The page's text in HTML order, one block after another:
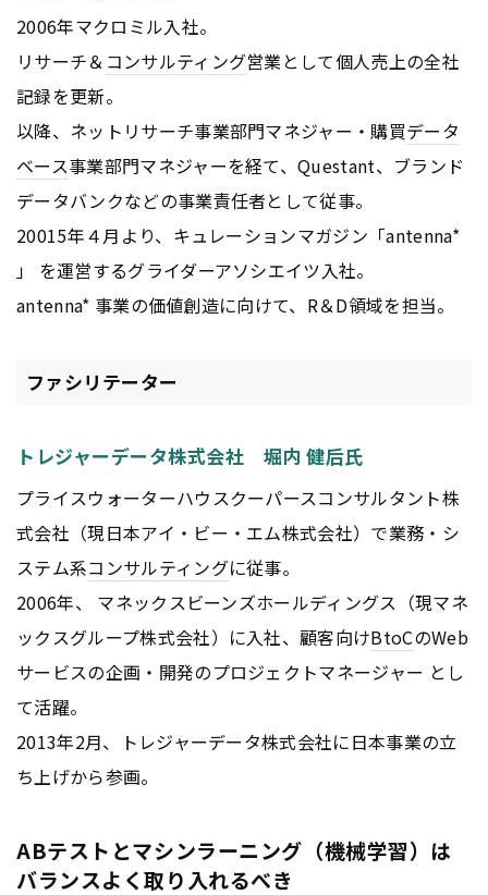
2006年マクロミル入社。
リサーチ＆ コンサルティング営業として個人売上の全社
記録を更新。
以降、ネットリサーチ事業部門マネジャー・購買データ
ベース事業部門マネジャーを経て、Questant、ブランド
データバンクなどの事業責任者として従事。
20015年４月より、キュレーションマガジン「antenna*
」 を運営するグライダーアソシエイツ入社。
antenna* 事業の価値創造に向けて、R＆D領域を担当。
ファシリテーター
トレジャーデータ株式会社 堀内 健后氏
プライスウォーターハウスクーパースコンサルタント株
式会社（現日本アイ・ビー・エム株式会社）で業務・シ
ステム系コンサルティングに従事。
2006年、 マネックスビーンズホールディングス（現マネ
ックスグループ株式会社）に入社、顧客向けBtoCのWeb
サービスの企画・開発のプロジェクトマネージャー とし
て活躍。
2013年2月、トレジャーデータ株式会社に日本事業の立
ち上げから参画。
ABテストとマシンラーニング（機械学習）は
バランスよく取り入れるべき